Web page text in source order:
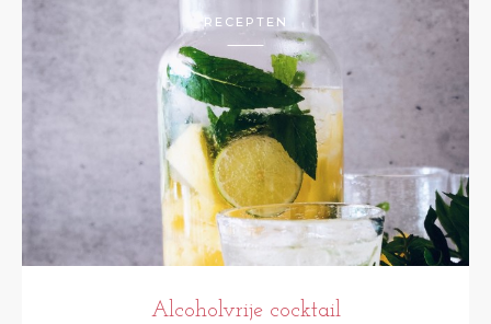
RECEPTEN
Alcoholvrije cocktail